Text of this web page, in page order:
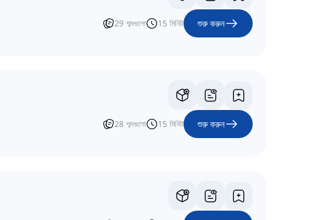
29 শব্দগুলো 15 মিনিট শুরু করুন
28 শব্দগুলো 15 মিনিট শুরু করুন